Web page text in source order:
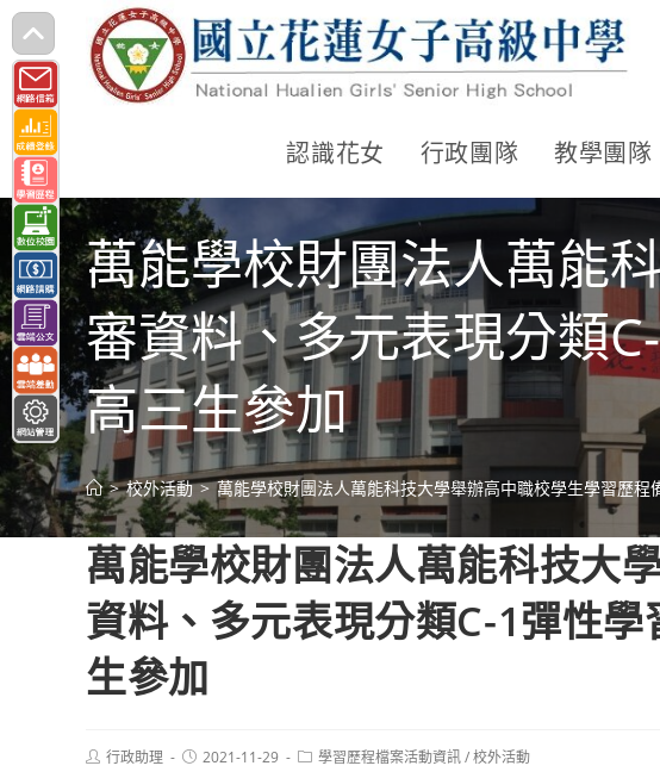
跳
轉
至
主
要
內
容
認識花女 行政團隊 教學團隊
萬能學校財團法人萬能
審資料、多元表現分類
高三生參加
> 校外活動 > 萬能學校財團法人萬能科技大學舉辦高中職校學生學習歷
萬能學校財團法人萬能科技大
資料、多元表現分類C-1彈性
生參加
Post行政助理
Post2021-11-29
Post學習歷程檔案活動資訊/校外活動